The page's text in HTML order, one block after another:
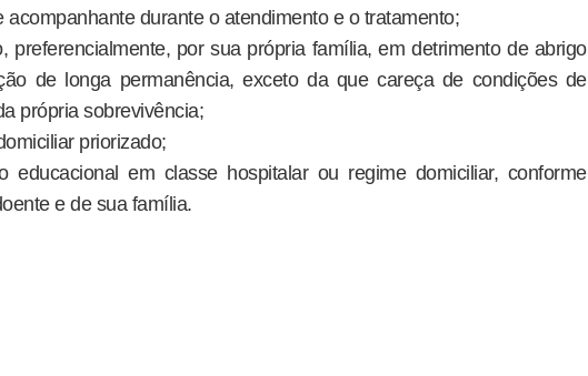
acompanhante durante o atendimento e o tratamento;
preferencialmente, por sua própria família, em detrimento de abrigo
de longa permanência, exceto da que careça de condições de
própria sobrevivência;
priorizado;
educacional em classe hospitalar ou regime domiciliar, conforme
e de sua família.